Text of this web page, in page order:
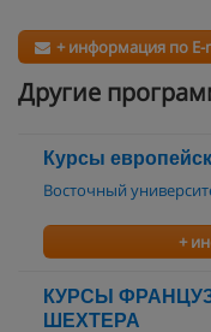
+ информация по E-
Другие
Курсы
Восточный
+
КУРСЫ
ШЕХТЕРА